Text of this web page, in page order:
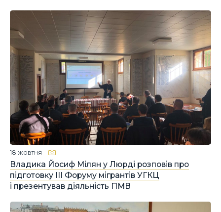
Владика Йосиф Мілян у Люрді розповів про
підготовку III Форуму мігрантів УГКЦ
і презентував діяльність ПМВ
18 жовтня